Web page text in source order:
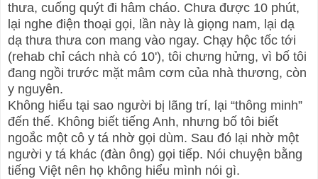
thưa, cuống quýt đi hâm cháo. Chưa được 10 phút,
lại nghe điện thoại gọi, lần này là giọng nam, lại dạ
dạ thưa thưa con mang vào ngay. Chạy hộc tốc tới
(rehab chỉ cách nhà có 10'), tôi chưng hửng, vì bố tôi
đang ngồi trước mặt mâm cơm của nhà thương, còn
y nguyên.
Không hiểu tại sao người bị lãng trí, lại “thông minh”
đến thế. Không biết tiếng Anh, nhưng bố tôi biết
ngoắc một cô y tá nhờ gọi dùm. Sau đó lại nhờ một
người y tá khác (đàn ông) gọi tiếp. Nói chuyện bằng
tiếng Việt nên họ không hiểu mình nói gì.